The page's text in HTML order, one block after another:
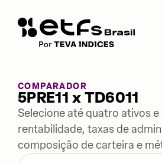
COMPARADOR
5PRE11 x TD6011
Selecione até quatro ativos e
rentabilidade, taxas de
composição de carteira e